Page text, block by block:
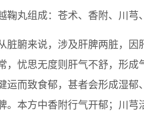
鞠丸组成：苍术、香附、川芎
脏腑来说，涉及肝脾两脏，
，忧思无度则肝气不舒，形
运而致食郁，甚者会形成湿郁
。本方中香附行气开郁；川芎